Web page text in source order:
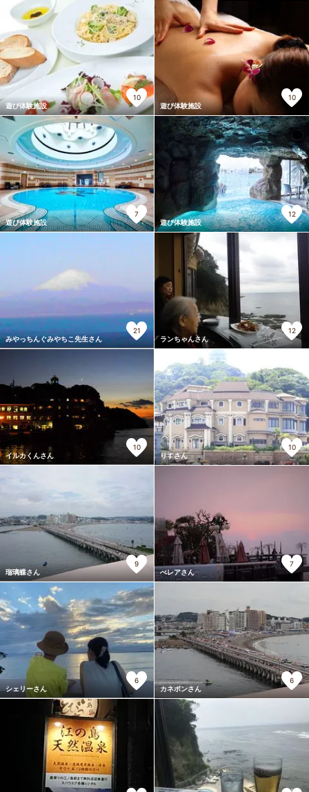
遊び体験施設
10
遊び体験施設
10
遊び体験施設
7
遊び体験施設
12
みやっちんぐみやちこ先生さん
21
ランちゃんさん
12
イルカくんさん
10
りすさん
10
瑠璃蝶さん
9
べレアさん
7
シェリーさん
6
カネポンさん
6